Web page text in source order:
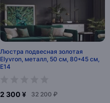
Люстра подвесная золотая
Elyvron, металл, 50 см, 80*45 см,
Е14
2 300 ¥ 32 200 ₽